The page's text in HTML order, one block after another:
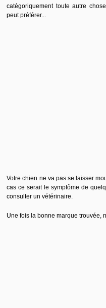
catégoriquement toute autre
peut préférer...
Votre chien ne va pas se laisser
cas ce serait le symptôme de
consulter un vétérinaire.
Une fois la bonne marque trouvée,